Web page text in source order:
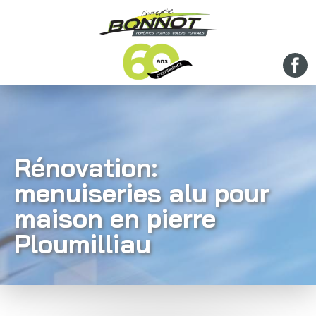
Rénovation:
menuiseries alu pour
maison en pierre
Ploumilliau